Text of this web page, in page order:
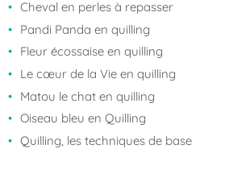
Cheval en perles à repasser
Pandi Panda en quilling
Fleur écossaise en quilling
Le cœur de la Vie en quilling
Matou le chat en quilling
Oiseau bleu en Quilling
Quilling, les techniques de base